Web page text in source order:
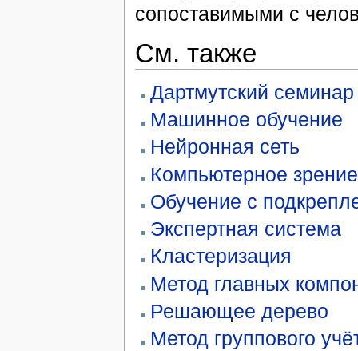
сопоставимыми с
См. также
Дартмутский семинар
Машинное обучение
Нейронная сеть
Компьютерное зрение
Обучение с
Экспертная система
Кластеризация
Метод главных
Решающее дерево
Метод группового